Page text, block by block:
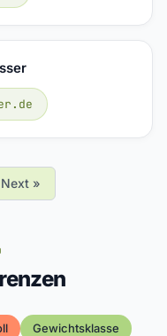
Next »
Gewichtsklasse